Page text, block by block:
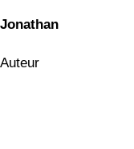
Jonathan
Auteur